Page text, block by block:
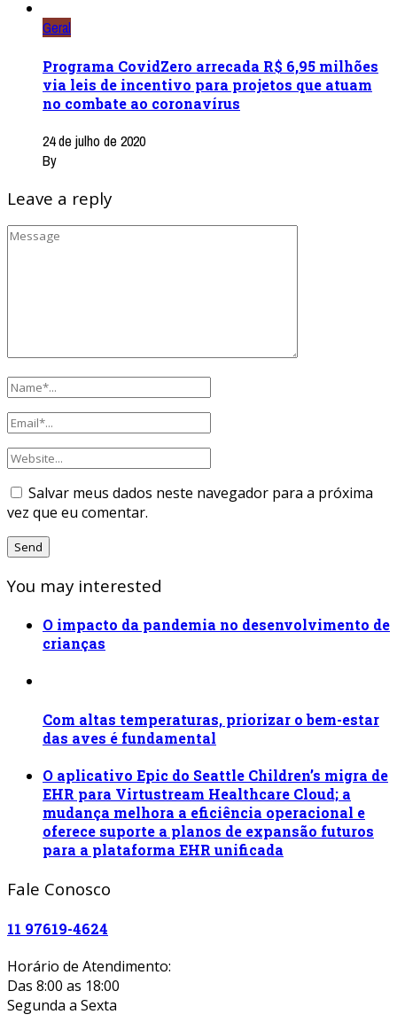
Geral
Programa CovidZero arrecada R$ 6,95 milhões
via leis de incentivo para projetos que atuam
no combate ao coronavírus
24 de julho de 2020
By
Leave a reply
Salvar meus dados neste navegador para a próxima
vez que eu comentar.
You may interested
O impacto da pandemia no desenvolvimento de
crianças
Com altas temperaturas, priorizar o bem-estar
das aves é fundamental
O aplicativo Epic do Seattle Children’s migra de
EHR para Virtustream Healthcare Cloud; a
mudança melhora a eficiência operacional e
oferece suporte a planos de expansão futuros
para a plataforma EHR unificada
Fale Conosco
11 97619-4624
Horário de Atendimento:
Das 8:00 as 18:00
Segunda a Sexta